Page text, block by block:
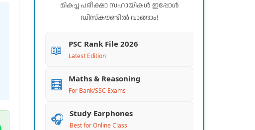
മികച്ച പരീക്ഷാ സഹായികൾ ഇപ്പോൾ
ഡിസ്കൗണ്ടിൽ വാങ്ങാം!
📖 PSC Rank File 2026
Latest Edition
🧮 Maths & Reasoning
For Bank/SSC Exams
🎧 Study Earphones
Best for Online Class